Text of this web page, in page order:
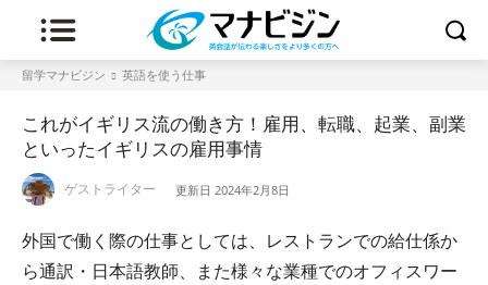
留学マナビジン 英語を使う仕事
これがイギリス流の働き方！雇用、転職、起業、副業
といったイギリスの雇用事情
ゲストライター 更新日 2024年2月8日
外国で働く際の仕事としては、レストランでの給仕係か
ら通訳・日本語教師、また様々な業種でのオフィスワー